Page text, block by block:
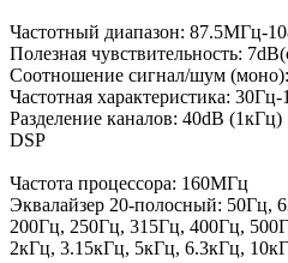
Частотный диапазон: 87.5МГц-
Полезная чувствительность:
Соотношение сигнал/шум
Частотная характеристика:
Разделение каналов: 40dВ (1кГц)
DSP
Частота процессора: 160МГц
Эквалайзер 20-полосный: 50Гц,
200Гц, 250Гц, 315Гц, 400Гц,
2кГц, 3.15кГц, 5кГц, 6.3кГц,